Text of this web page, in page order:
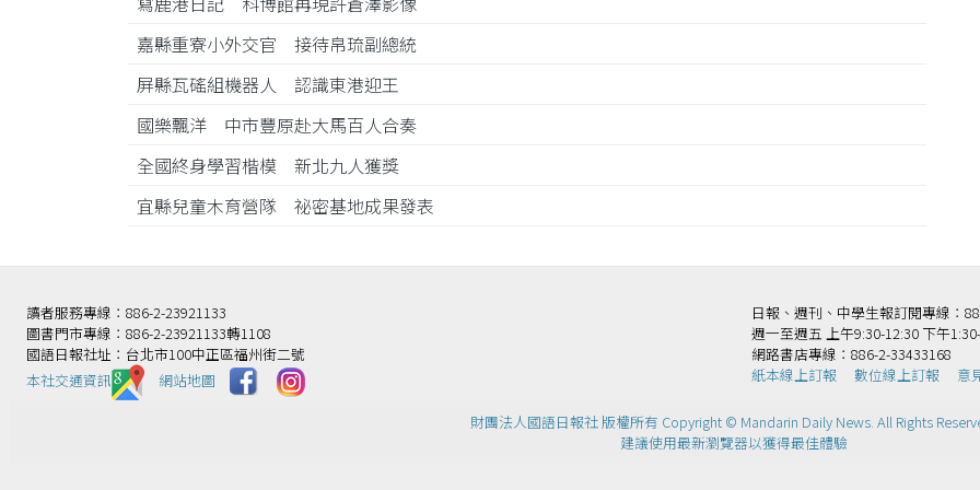
嘉縣重寮小外交官 接待帛琉副總統
屏縣瓦磘組機器人 認識東港迎王
國樂飄洋 中市豐原赴大馬百人合奏
全國終身學習楷模 新北九人獲獎
宜縣兒童木育營隊 祕密基地成果發表
讀者服務專線：886-2-23921133
圖書門市專線：886-2-23921133轉1108
國語日報社址：台北市100中正區福州街二號
本社交通資訊️
網站地圖
日報、週刊、中學生報訂閱專線：
週一至週五 上午9:30-12:30 下午
網路書店專線：886-2-33433168
紙本線上訂報
數位線上訂報 意
財團法人國語日報社 版權所有 Copyright © Mandarin Daily News. All Rights
建議使用最新瀏覽器以獲得最佳體驗